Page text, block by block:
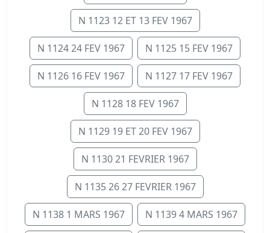
N 1123 12 ET 13 FEV 1967
N 1124 24 FEV 1967 N 1125 15 FEV 1967
N 1126 16 FEV 1967 N 1127 17 FEV 1967
N 1128 18 FEV 1967
N 1129 19 ET 20 FEV 1967
N 1130 21 FEVRIER 1967
N 1135 26 27 FEVRIER 1967
N 1138 1 MARS 1967 N 1139 4 MARS 1967